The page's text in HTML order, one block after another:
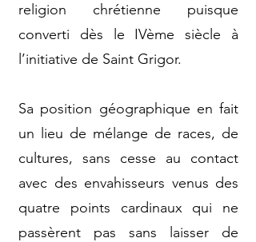
religion chrétienne puisque
converti dès le IVème siècle à
l’initiative de Saint Grigor.
Sa position géographique en fait
un lieu de mélange de races, de
cultures, sans cesse au contact
avec des envahisseurs venus des
quatre points cardinaux qui ne
passèrent pas sans laisser de